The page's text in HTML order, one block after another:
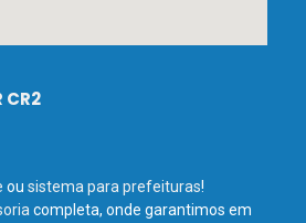
CR2
ou sistema para prefeituras!
completa, onde garantimos em